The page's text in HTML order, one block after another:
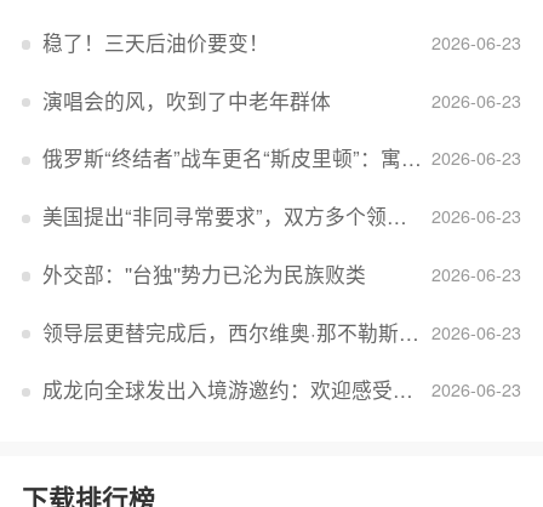
2026-06-23
稳了！三天后油价要变！
2026-06-23
演唱会的风，吹到了中老年群体
2026-06-23
俄罗斯“终结者”战车更名“斯皮里顿”：寓意强大可靠，彰显俄精神力量
2026-06-23
美国提出“非同寻常要求”，双方多个领域分歧依旧，印美贸易谈判进入“关键阶段”
2026-06-23
外交部：''台独''势力已沦为民族败类
2026-06-23
领导层更替完成后，西尔维奥·那不勒斯出任Lucid首席执行官
2026-06-23
成龙向全球发出入境游邀约：欢迎感受无滤镜的真实中国
下载排行榜